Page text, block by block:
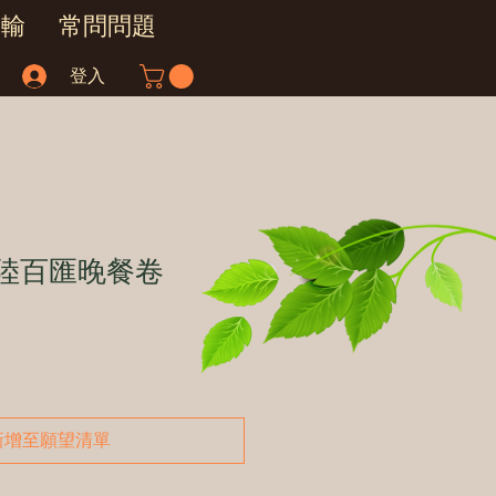
常問問題
登入
百匯晚餐卷
增至願望清單